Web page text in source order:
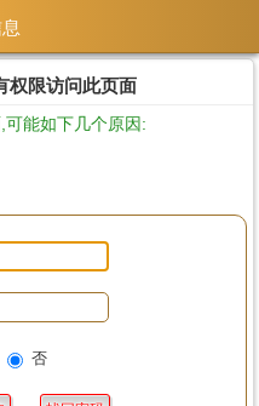
权限访问此页面
能如下几个原因:
否